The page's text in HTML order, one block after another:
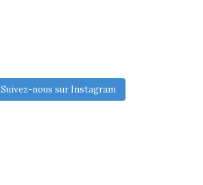
Suivez-nous sur Instagram